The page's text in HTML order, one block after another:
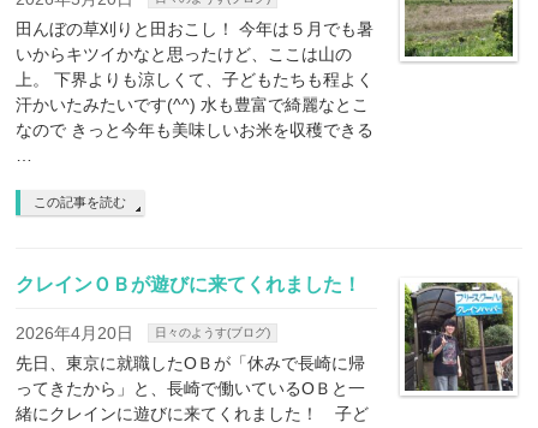
田んぼの草刈りと田おこし！ 今年は５月でも暑
いからキツイかなと思ったけど、ここは山の
上。 下界よりも涼しくて、子どもたちも程よく
汗かいたみたいです(^^) 水も豊富で綺麗なとこ
なので きっと今年も美味しいお米を収穫できる
この記事を読む
クレインＯＢが遊びに来てくれました！
2026年4月20日 日々のようす(ブログ)
先日、東京に就職したOＢが「休みで長崎に帰
ってきたから」と、長崎で働いているOＢと一
緒にクレインに遊びに来てくれました！ 子ど